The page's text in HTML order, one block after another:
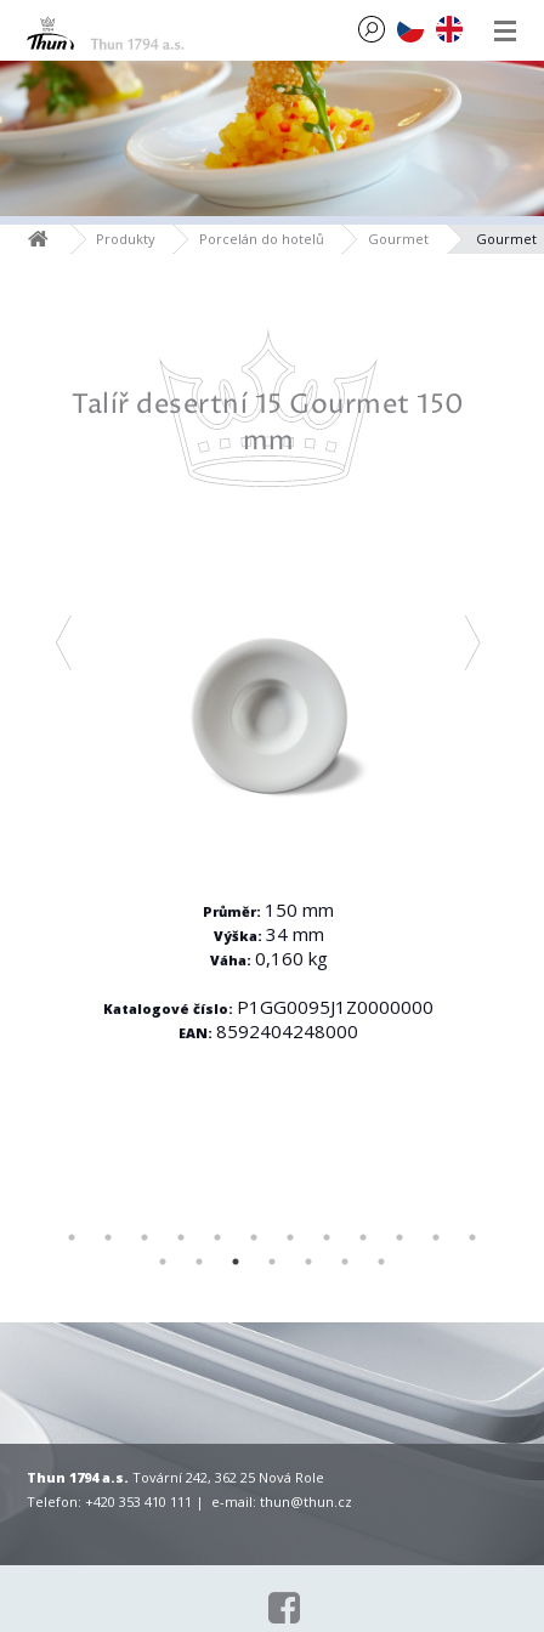
Produkty Porcelán do hotelů Gourmet Gourmet
Talíř desertní 15 Gourmet 150
mm
Průměr: 150 mm
Výška: 34 mm
Váha: 0,160 kg
Katalogové číslo: P1GG0095J1Z0000000
EAN:8592404248000
Thun 1794 a.s. Tovární 242, 362 25 Nová Role
Telefon: +420 353 410 111 | e-mail:thun@thun.cz